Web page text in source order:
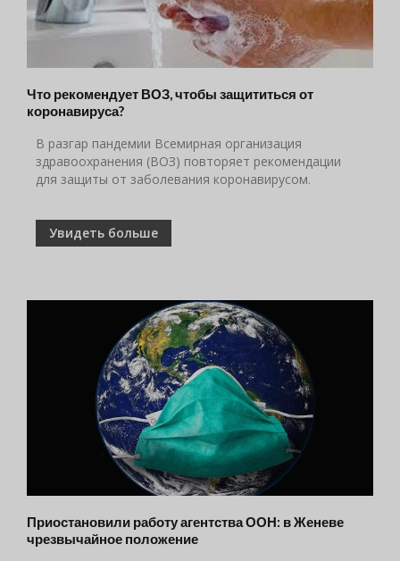
Что рекомендует ВОЗ, чтобы защититься от
коронавируса?
В разгар пандемии Всемирная организация
здравоохранения (ВОЗ) повторяет рекомендации
для защиты от заболевания коронавирусом.
Увидеть больше
Приостановили работу агентства ООН: в Женеве
чрезвычайное положение